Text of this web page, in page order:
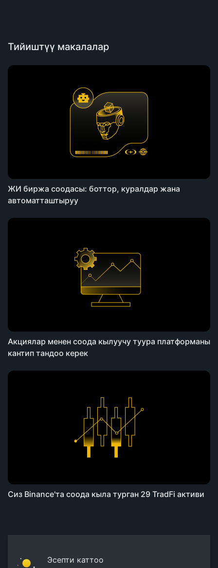
Тийиштүү макалалар
ЖИ биржа соодасы: боттор, куралдар жана
автоматташтыруу
Акциялар менен соода кылуучу туура платформаны
кантип тандоо керек
Сиз Binance'та соода кыла турган 29 TradFi активи
Эсепти каттоо